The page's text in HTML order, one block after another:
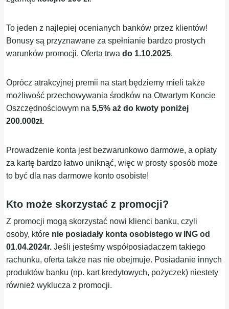
To jeden z najlepiej ocenianych banków przez klientów!
Bonusy są przyznawane za spełnianie bardzo prostych
warunków promocji. Oferta trwado 1.10.2025.
Oprócz atrakcyjnej premii na start będziemy mieli także
możliwość przechowywania środków na Otwartym Koncie
Oszczędnościowym na5,5% aż do kwoty poniżej
200.000zł.
Prowadzenie konta jest bezwarunkowo darmowe, a opłaty
za kartę bardzo łatwo uniknąć, więc w prosty sposób może
to być dla nas darmowe konto osobiste!
Kto może skorzystać z promocji?
Z promocji mogą skorzystać nowi klienci banku, czyli
osoby, które nie posiadały konta osobistego w ING od
01.04.2024r. Jeśli jesteśmy współposiadaczem takiego
rachunku, oferta także nas nie obejmuje. Posiadanie innych
produktów banku (np. kart kredytowych, pożyczek) niestety
również wyklucza z promocji.